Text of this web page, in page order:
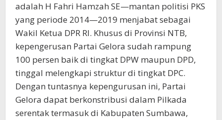
adalah H Fahri Hamzah SE—mantan politisi PKS
yang periode 2014—2019 menjabat sebagai
Wakil Ketua DPR RI. Khusus di Provinsi NTB,
kepengerusan Partai Gelora sudah rampung
100 persen baik di tingkat DPW maupun DPD,
tinggal melengkapi struktur di tingkat DPC.
Dengan tuntasnya kepengurusan ini, Partai
Gelora dapat berkonstribusi dalam Pilkada
serentak termasuk di Kabupaten Sumbawa,